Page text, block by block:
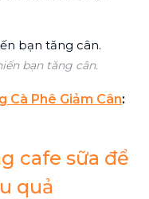
bạn tăng cân.
Cà Phê Giảm Cân:
cafe sữa để
quả